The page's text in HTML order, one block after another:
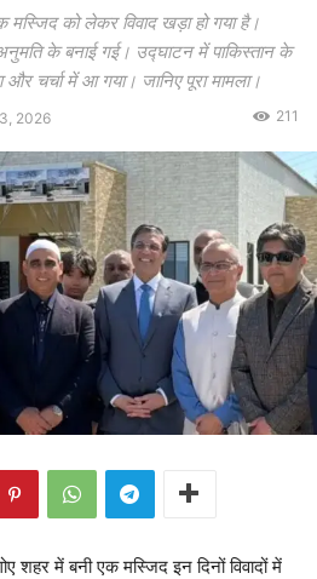
मस्जिद को लेकर विवाद खड़ा हो गया है।
के बनाई गई। उद्घाटन में पाकिस्तान के
चर्चा में आ गया। जानिए पूरा मामला।
2026 211
शहर में बनी एक मस्जिद इन दिनों विवादों में